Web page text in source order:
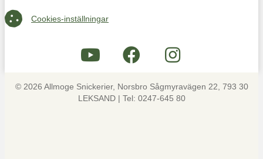
Cookies-inställningar
Cookies-inställningar
© 2026 Allmoge Snickerier, Norsbro Sågmyravägen 22, 793 30
LEKSAND | Tel: 0247-645 80